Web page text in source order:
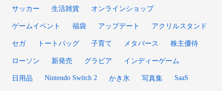
サッカー 生活雑貨 オンラインショップ
ゲームイベント 福袋 アップデート アクリルスタンド
セガ トートバッグ 子育て メタバース 株主優待
ローソン 新発売 グラビア インディーゲーム
日用品 Nintendo Switch 2 かき氷 写真集 SaaS